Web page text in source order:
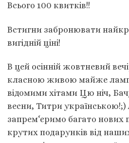
Всього 100 квитків!!
Встигни забронювати
вигідній ціні!
В цей осінній жовтневий
класною живою майже
відомими хітами Цю ніч,
весни, Титри
запрем‘єримо багато нових
крутих подарунків від